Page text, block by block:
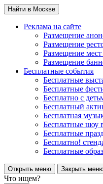
Найти в Москве
Реклама на сайте
Размещение
Размещение
Размещение
Размещение
Бесплатные события
Бесплатные
Бесплатные
Бесплатно с
Бесплатный
Бесплатная
Бесплатные шоу
Бесплатные
Бесплатно!
Бесплатные
Открыть меню Закрыть
Что ищем?